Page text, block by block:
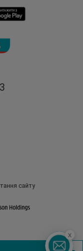
сайту
x